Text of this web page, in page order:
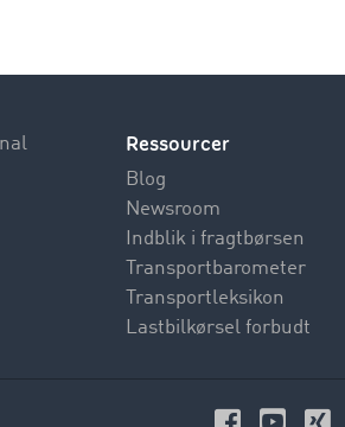
Ressourcer
Blog
Newsroom
Indblik i fragtbørsen
Transportbarometer
Transportleksikon
Lastbilkørsel forbudt